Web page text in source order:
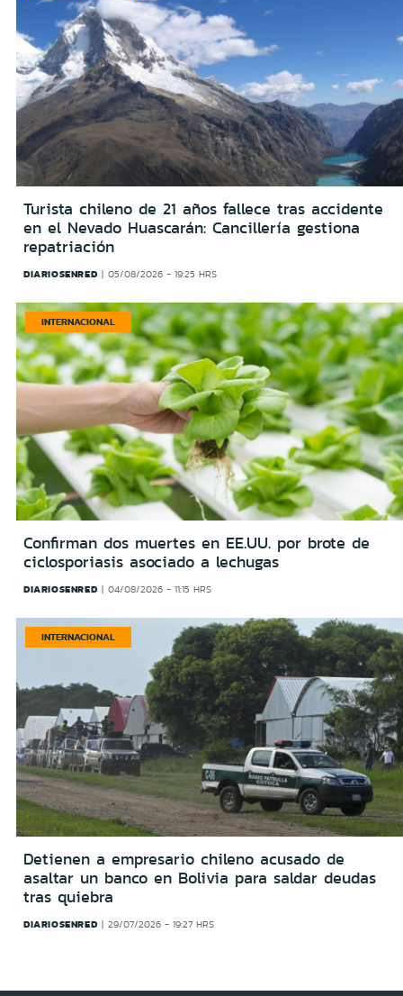
Turista chileno de 21 años fallece tras accidente
en el Nevado Huascarán: Cancillería gestiona
repatriación
DIARIOSENRED 05/08/2026 - 19:25 HRS
INTERNACIONAL
Confirman dos muertes en EE.UU. por brote de
ciclosporiasis asociado a lechugas
DIARIOSENRED 04/08/2026 - 11:15 HRS
INTERNACIONAL
Detienen a empresario chileno acusado de
asaltar un banco en Bolivia para saldar deudas
tras quiebra
DIARIOSENRED 29/07/2026 - 19:27 HRS